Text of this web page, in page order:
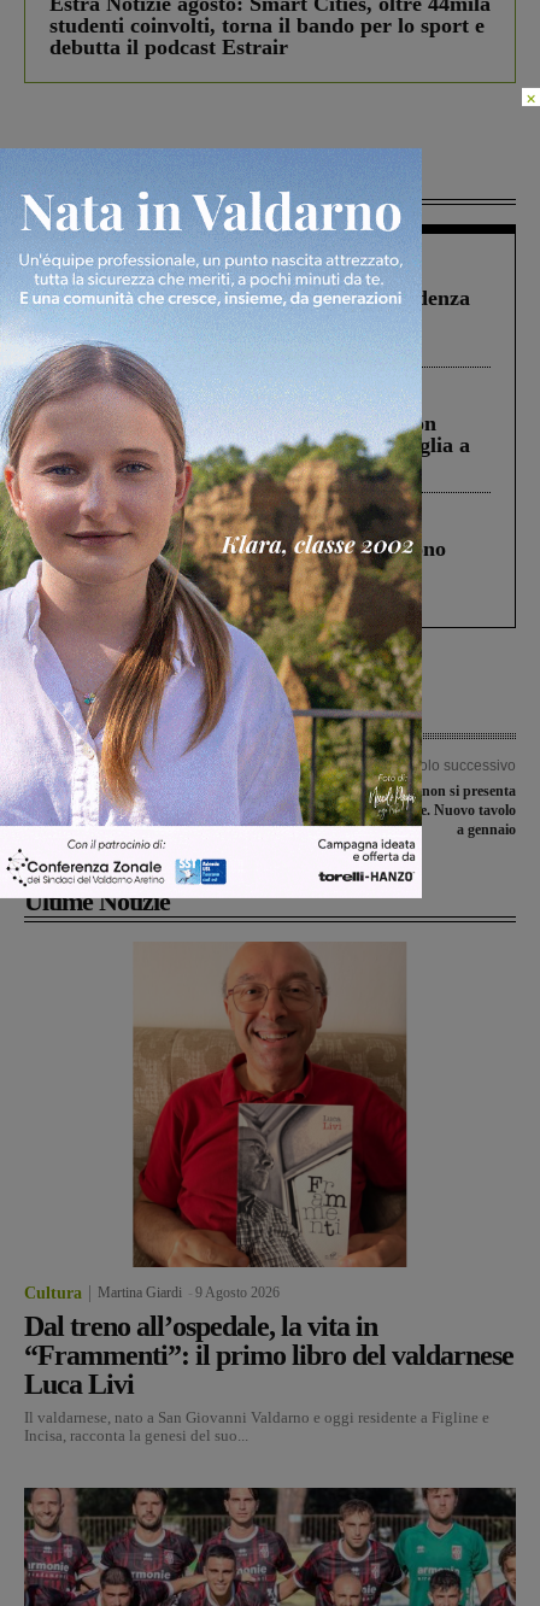
studenti coinvolti, torna il bando per lo sport e
debutta il podcast Estrair
Più lette
Figline Incisa Valdarno 1 Agosto 2026
Piscina di Figline finanziata oltre la scadenza
Pnrr, il gruppo di Fratelli d’Italia: “Un
ringraziamento al Governo”
Cronaca 3 Agosto 2026
Scomparso da una struttura di Castiglion
Fiorentino l’uomo che aveva ucciso la figlia a
Levane nel 2020
Cronaca 4 Agosto 2026
Un anno fa la strage in A1 in cui morirono
Gianni, Giulia e Franco. Lo schianto, il
processo, lo stop ai sorpassi fra tir....
Articolo precedente
Firmata la transazione per la
Variantina. E dalla Regione arrivano
altri 300mila euro per l’avvio nel 2017
Articolo successivo
Sims, l’azienda non si presenta
all’incontro in Regione. Nuovo tavolo
a gennaio
Ultime Notizie
Cultura Martina Giardi 9 Agosto 2026
Dal treno all’ospedale, la vita in
“Frammenti”: il primo libro del valdarnese
Luca Livi
Il valdarnese, nato a San Giovanni Valdarno e oggi residente a Figline e
Incisa, racconta la genesi del suo...
×